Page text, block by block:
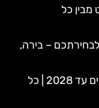
מבין כל
– בירה,
ספא גלרט בבודפשט – נסגר לשיפוצים עד 2028 | כל